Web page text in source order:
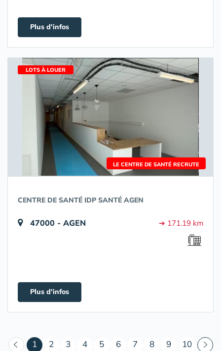
Plus d'infos
LE CENTRE DE SANTÉ RECRUTE
LOTS À LOUER
CENTRE DE SANTÉ IDP SANTÉ AGEN
47000 - AGEN ➔ 171.19 km
Plus d'infos
1 (courant)
2 3 4 5 6 7 8 9 10